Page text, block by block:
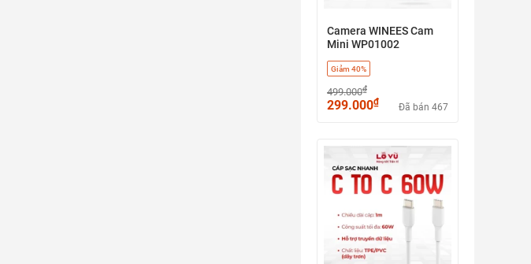
Camera WINEES Cam
Mini WP01002
Giảm 40%
499.000₫
299.000₫ Đã bán 467